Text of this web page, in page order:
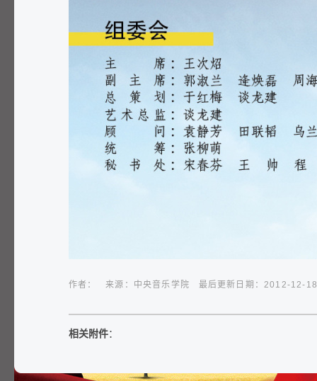
作者： 来源：中央音乐学院 最后更新日期：2012-
相关附件：